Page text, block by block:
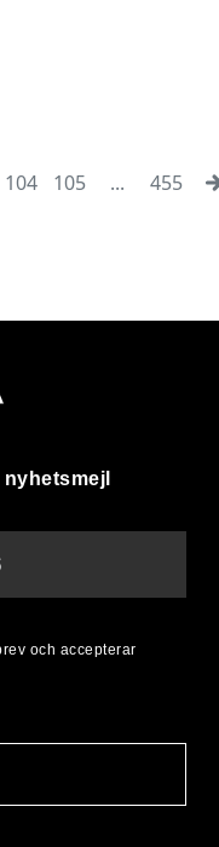
104 105 ... 455
och accepterar